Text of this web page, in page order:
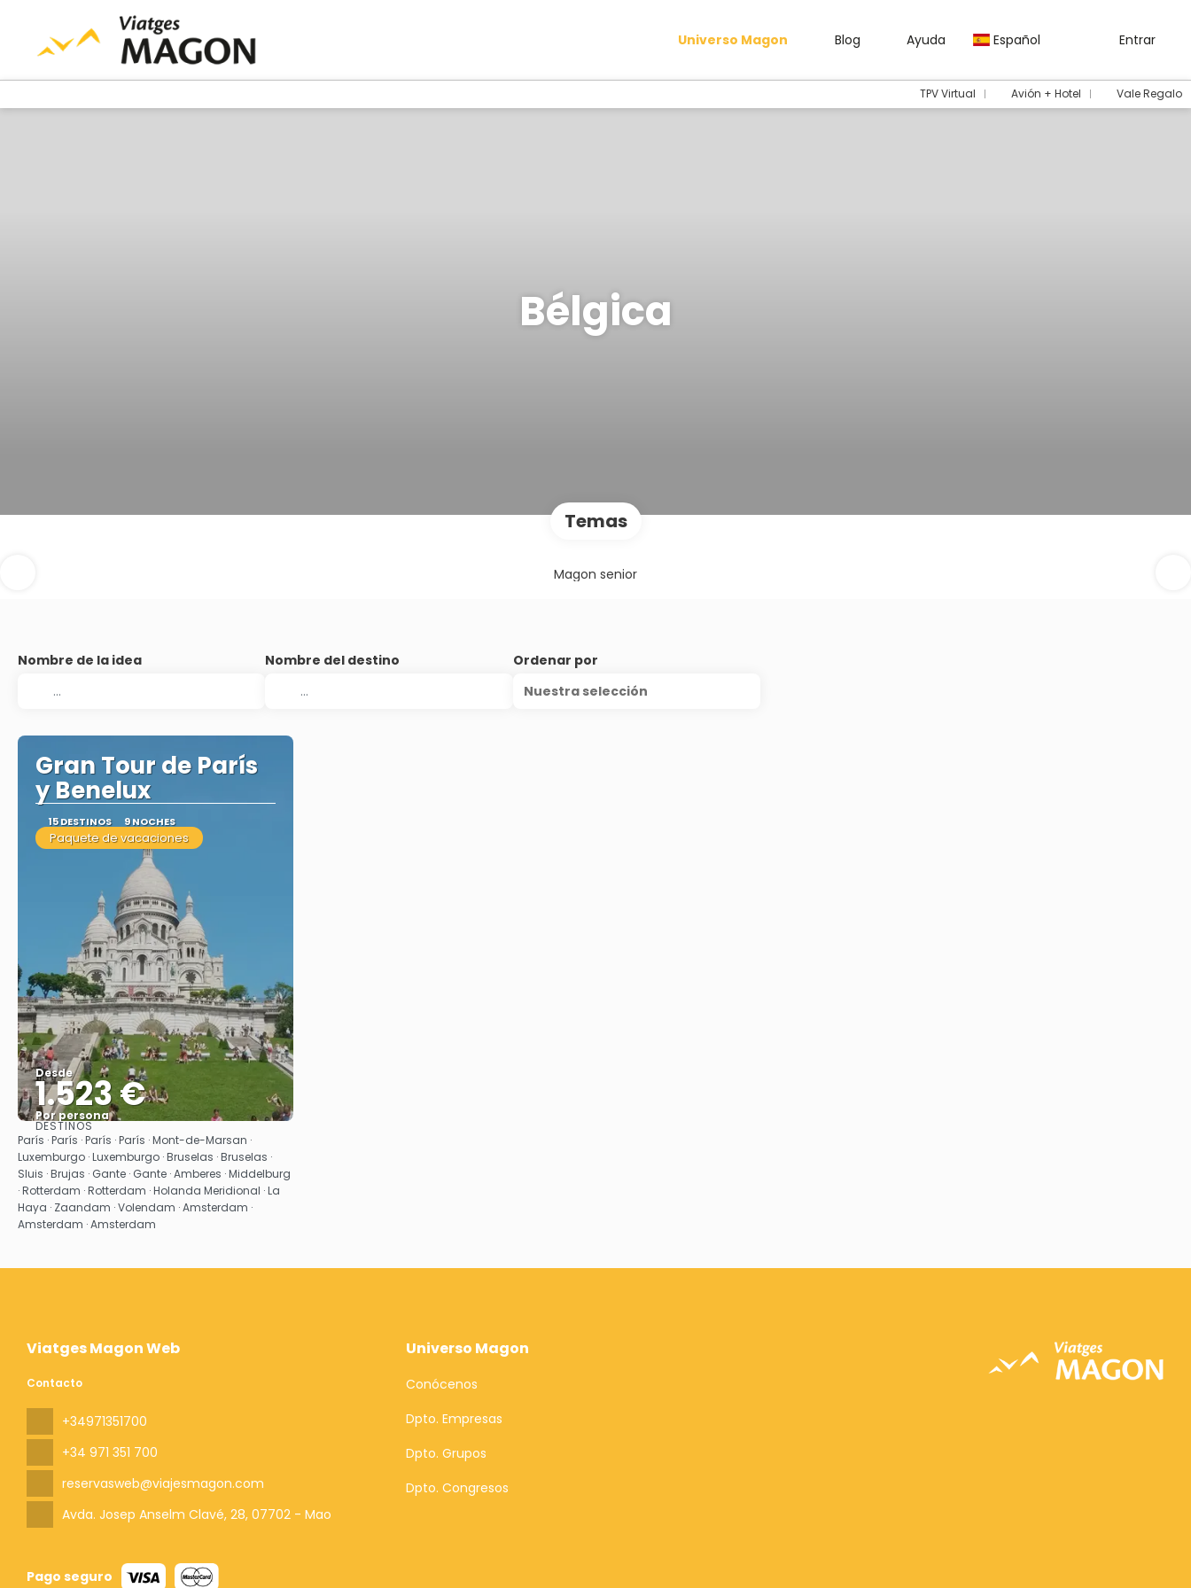
Universo Magon Blog Ayuda Español Entrar
TPV Virtual Avión + Hotel Vale Regalo
Bélgica
Temas
Magon senior
Nombre de la idea Nombre del destino
Ordenar por
Nuestra selección
Gran Tour de París
y Benelux
15 DESTINOS 9 NOCHES
Paquete de vacaciones
Desde
1.523 €
Por persona
Ver
DESTINOS
París · París · París · París · Mont-de-Marsan ·
Luxemburgo · Luxemburgo · Bruselas · Bruselas ·
Sluis · Brujas · Gante · Gante · Amberes · Middelburg
· Rotterdam · Rotterdam · Holanda Meridional · La
Haya · Zaandam · Volendam · Amsterdam ·
Amsterdam · Amsterdam
Viatges Magon Web
Contacto
+34971351700
+34 971 351 700
reservasweb@viajesmagon.com
Avda. Josep Anselm Clavé, 28, 07702 - Mao
Pago seguro
Universo Magon
Conócenos
Dpto. Empresas
Dpto. Grupos
Dpto. Congresos